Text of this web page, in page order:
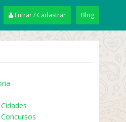
Blog
Entrar / Cadastrar